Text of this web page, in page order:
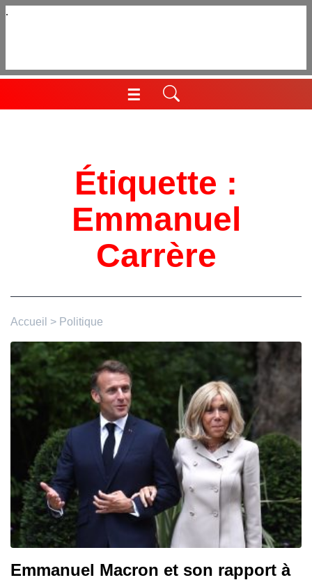
Aller
☰
Menu
Étiquette :
Emmanuel
Carrère
Accueil > Politique
Emmanuel Macron et son rapport à